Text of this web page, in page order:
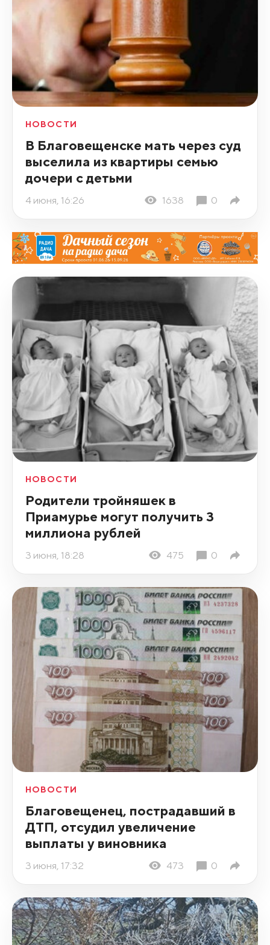
НОВОСТИ
В Благовещенске мать через суд
выселила из квартиры семью
дочери с детьми
4 июня, 16:26 1638 0
НОВОСТИ
Родители тройняшек в
Приамурье могут получить 3
миллиона рублей
3 июня, 18:28 475 0
НОВОСТИ
Благовещенец, пострадавший в
ДТП, отсудил увеличение
выплаты у виновника
3 июня, 17:32 473 0